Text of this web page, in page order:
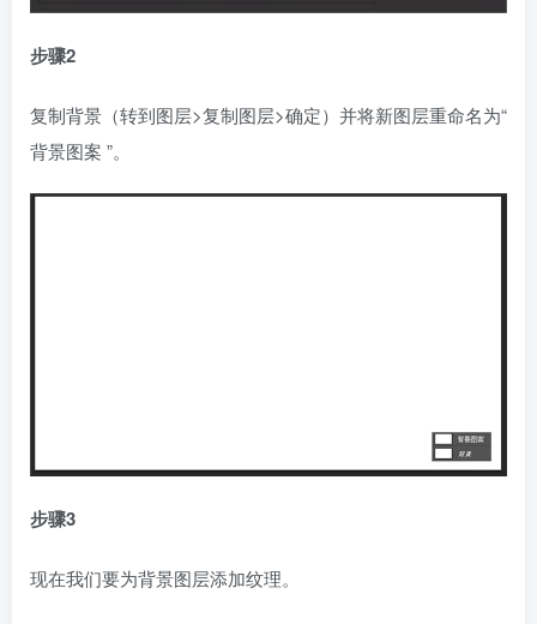
步骤2
复制背景（转到图层>复制图层>确定）并将新图层重命名为“
背景图案 ”。
步骤3
现在我们要为背景图层添加纹理。